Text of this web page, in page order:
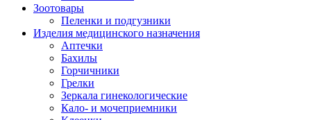
Зоотовары
Пеленки и подгузники
Изделия медицинского назначения
Аптечки
Бахилы
Горчичники
Грелки
Зеркала гинекологические
Кало- и мочеприемники